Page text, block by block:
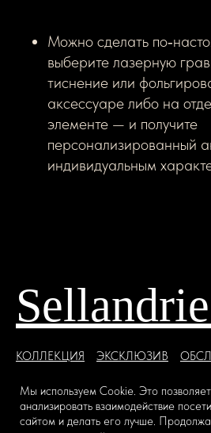
Можно сделать
выберите лазерную
тиснение или
аксессуаре либо на
элементе — и получите
персонализированный
индивидуальным
КОЛЛЕКЦИЯ ЭКСКЛЮЗИВ
Пантеон кожи
Возможности
Мы используем Сookie. Это
анализировать взаимодействие
сайтом и делать его лучше.